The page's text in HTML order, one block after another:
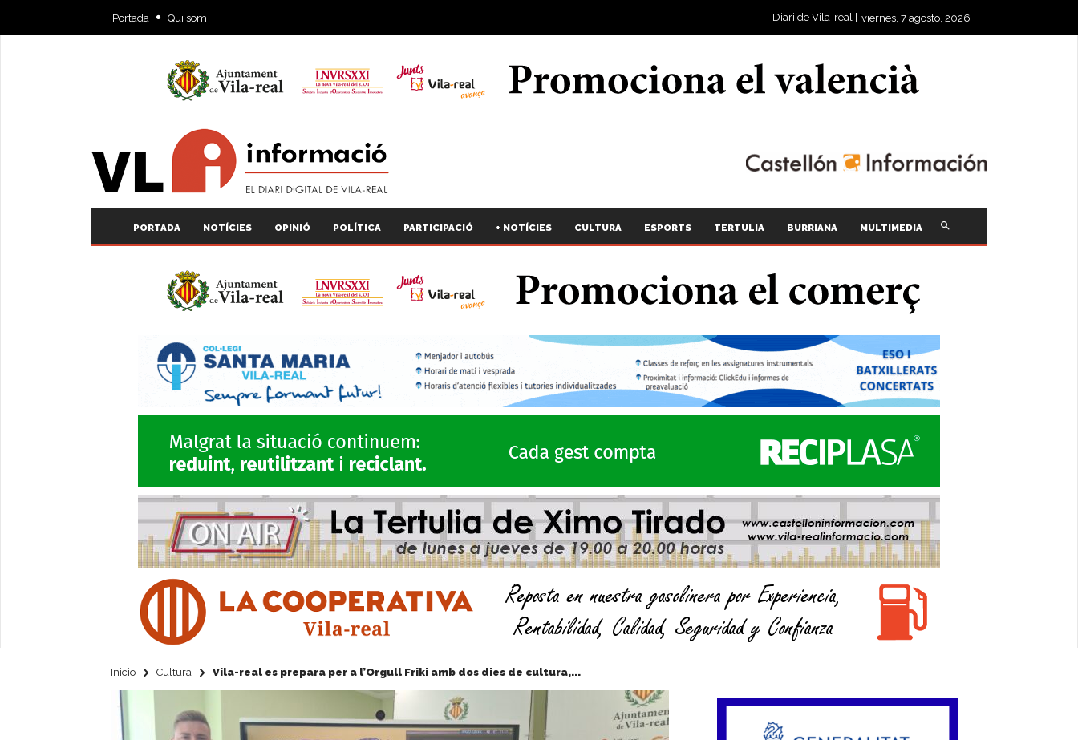
Portada Qui som Diari de Vila-real | viernes, 7 agosto, 2026
PORTADA NOTÍCIES OPINIÓ POLÍTICA PARTICIPACIÓ + NOTÍCIES CULTURA ESPORTS TERTULIA BURRIANA MULTIMEDIA
Inicio Cultura Vila-real es prepara per a l’Orgull Friki amb dos dies de cultura,...